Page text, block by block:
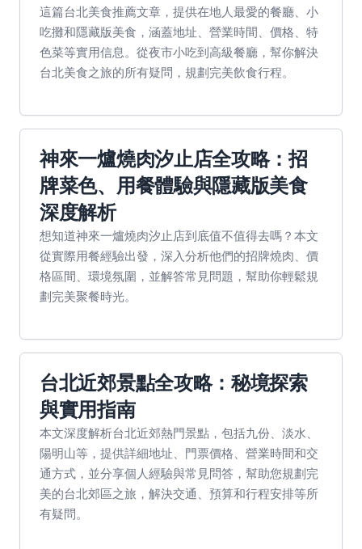
這篇台北美食推薦文章，提供在地人最愛的餐廳、小
吃攤和隱藏版美食，涵蓋地址、營業時間、價格、特
色菜等實用信息。從夜市小吃到高級餐廳，幫你解決
台北美食之旅的所有疑問，規劃完美飲食行程。
神來一爐燒肉汐止店全攻略：招
牌菜色、用餐體驗與隱藏版美食
深度解析
想知道神來一爐燒肉汐止店到底值不值得去嗎？本文
從實際用餐經驗出發，深入分析他們的招牌燒肉、價
格區間、環境氛圍，並解答常見問題，幫助你輕鬆規
劃完美聚餐時光。
台北近郊景點全攻略：秘境探索
與實用指南
本文深度解析台北近郊熱門景點，包括九份、淡水、
陽明山等，提供詳細地址、門票價格、營業時間和交
通方式，並分享個人經驗與常見問答，幫助您規劃完
美的台北郊區之旅，解決交通、預算和行程安排等所
有疑問。